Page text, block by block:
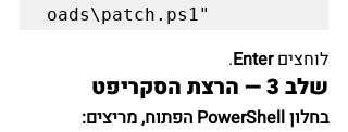
לוחצים Enter
.
שלב 3 — הרצת הסקריפט
בחלון PowerShell הפתוח, מריצים: